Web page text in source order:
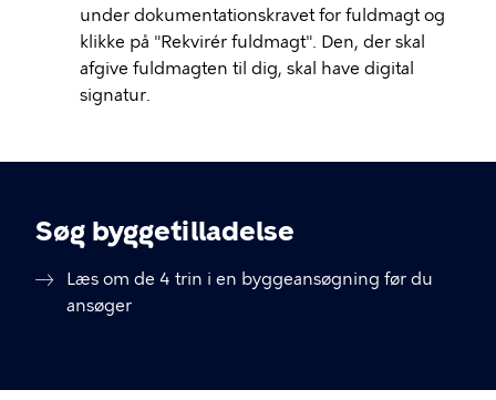
under dokumentationskravet for fuldmagt og
klikke på "Rekvirér fuldmagt". Den, der skal
afgive fuldmagten til dig, skal have digital
signatur.
Søg byggetilladelse
Læs om de 4 trin i en byggeansøgning før du
ansøger